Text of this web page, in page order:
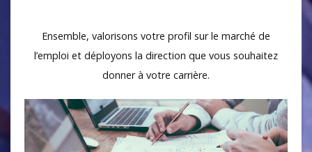
Ensemble, valorisons votre profil sur le marché de
l’emploi et déployons la direction que vous souhaitez
donner à votre carrière.